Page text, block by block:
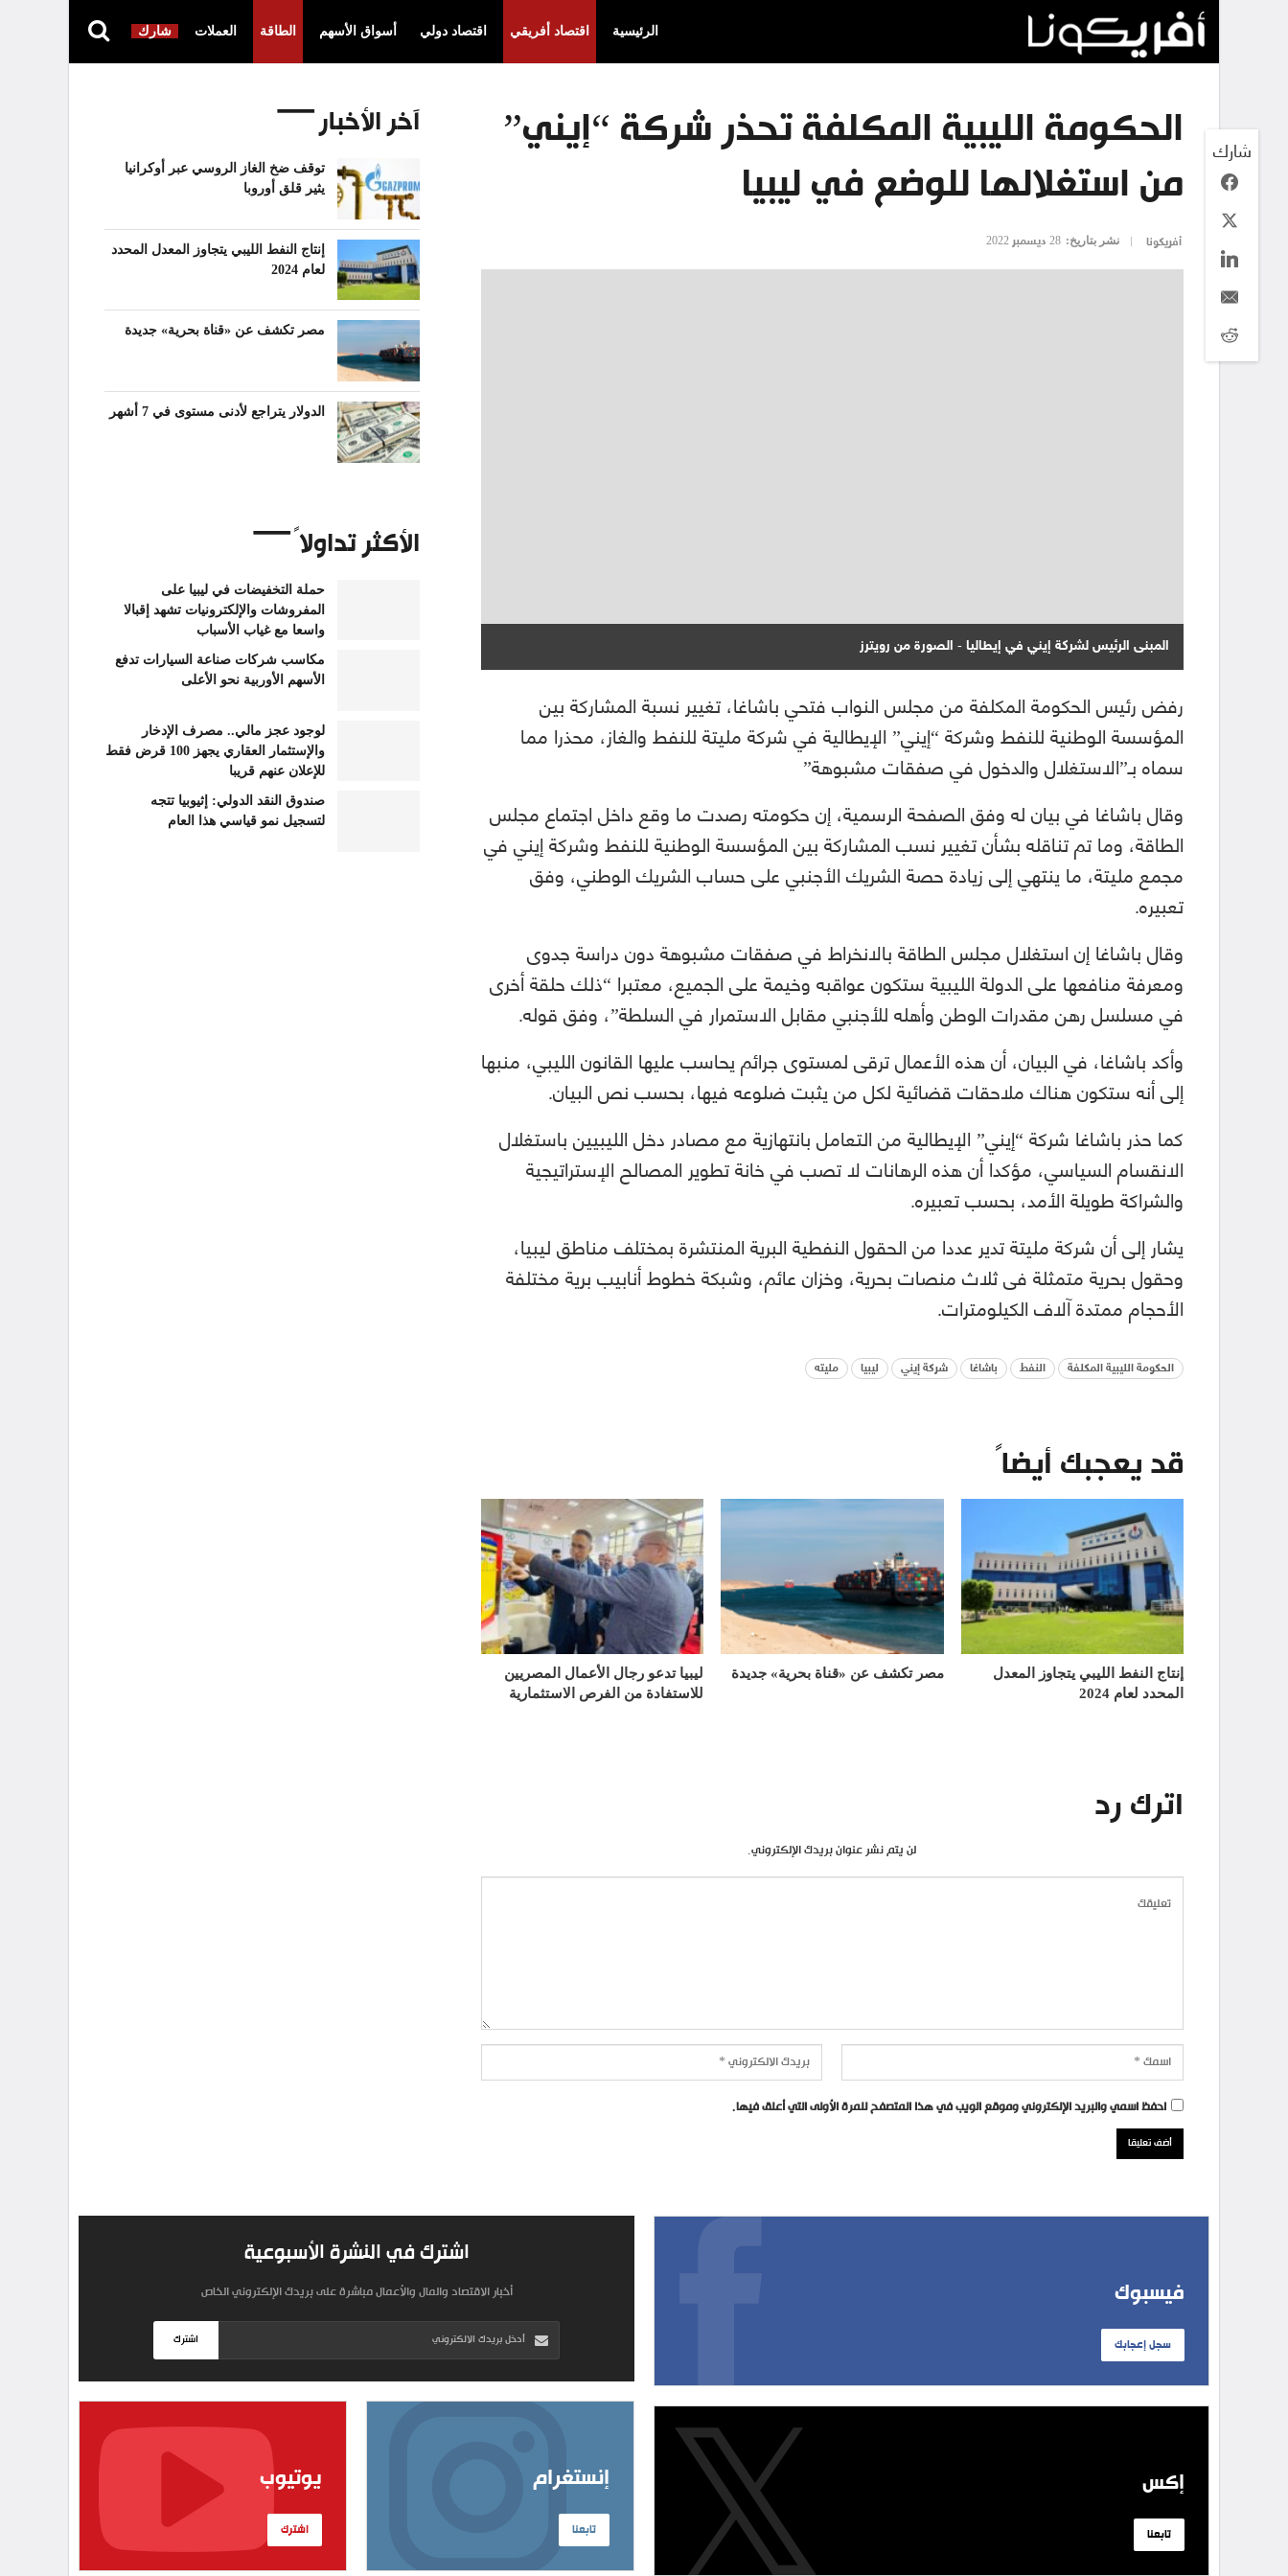
الرئيسية اقتصاد أفريقي اقتصاد دولي أسواق الأسهم الطاقة العملات شارك
الحكومة الليبية المكلفة تحذر شركة “إيني”
من استغلالها للوضع في ليبيا
أفريكونا نشر بتاريخ: 28 ديسمبر 2022
المبنى الرئيس لشركة إيني في إيطاليا - الصورة من رويترز
شارك
رفض رئيس الحكومة المكلفة من مجلس النواب فتحي باشاغا، تغيير نسبة المشاركة بين
المؤسسة الوطنية للنفط وشركة “إيني” الإيطالية في شركة مليتة للنفط والغاز، محذرا مما
سماه بـ”الاستغلال والدخول في صفقات مشبوهة”
وقال باشاغا في بيان له وفق الصفحة الرسمية، إن حكومته رصدت ما وقع داخل اجتماع مجلس
الطاقة، وما تم تناقله بشأن تغيير نسب المشاركة بين المؤسسة الوطنية للنفط وشركة إيني في
مجمع مليتة، ما ينتهي إلى زيادة حصة الشريك الأجنبي على حساب الشريك الوطني، وفق
تعبيره.
وقال باشاغا إن استغلال مجلس الطاقة بالانخراط في صفقات مشبوهة دون دراسة جدوى
ومعرفة منافعها على الدولة الليبية ستكون عواقبه وخيمة على الجميع، معتبرا “ذلك حلقة أخرى
في مسلسل رهن مقدرات الوطن وأهله للأجنبي مقابل الاستمرار في السلطة”، وفق قوله.
وأكد باشاغا، في البيان، أن هذه الأعمال ترقى لمستوى جرائم يحاسب عليها القانون الليبي، منبها
إلى أنه ستكون هناك ملاحقات قضائية لكل من يثبت ضلوعه فيها، بحسب نص البيان.
كما حذر باشاغا شركة “إيني” الإيطالية من التعامل بانتهازية مع مصادر دخل الليبيين باستغلال
الانقسام السياسي، مؤكدا أن هذه الرهانات لا تصب في خانة تطوير المصالح الإستراتيجية
والشراكة طويلة الأمد، بحسب تعبيره.
يشار إلى أن شركة مليتة تدير عددا من الحقول النفطية البرية المنتشرة بمختلف مناطق ليبيا،
وحقول بحرية متمثلة فى ثلاث منصات بحرية، وخزان عائم، وشبكة خطوط أنابيب برية مختلفة
الأحجام ممتدة آلاف الكيلومترات.
الحكومة الليبية المكلفة النفط باشاغا شركة إيني ليبيا مليته
قد يعجبك أيضاً
إنتاج النفط الليبي يتجاوز المعدل
المحدد لعام 2024
مصر تكشف عن «قناة بحرية» جديدة
ليبيا تدعو رجال الأعمال المصريين
للاستفادة من الفرص الاستثمارية
اترك رد
لن يتم نشر عنوان بريدك الإلكتروني.
احفظ اسمي والبريد الإلكتروني وموقع الويب في هذا المتصفح للمرة الأولى التي أعلق فيها.
آخر الأخبار
توقف ضخ الغاز الروسي عبر أوكرانيا
يثير قلق أوروبا
إنتاج النفط الليبي يتجاوز المعدل المحدد
لعام 2024
مصر تكشف عن «قناة بحرية» جديدة
الدولار يتراجع لأدنى مستوى في 7 أشهر
الأكثر تداولاً
حملة التخفيضات في ليبيا على
المفروشات والإلكترونيات تشهد إقبالا
واسعا مع غياب الأسباب
مكاسب شركات صناعة السيارات تدفع
الأسهم الأوربية نحو الأعلى
لوجود عجز مالي.. مصرف الإدخار
والإستثمار العقاري يجهز 100 قرض فقط
للإعلان عنهم قريبا
صندوق النقد الدولي: إثيوبيا تتجه
لتسجيل نمو قياسي هذا العام
فيسبوك
سجل إعجابك
إكس
تابعنا
اشترك في النشرة الأسبوعية
أخبار الاقتصاد والمال والأعمال مباشرة على بريدك الإلكتروني الخاص
اشترك
إنستغرام
تابعنا
يوتيوب
اشترك